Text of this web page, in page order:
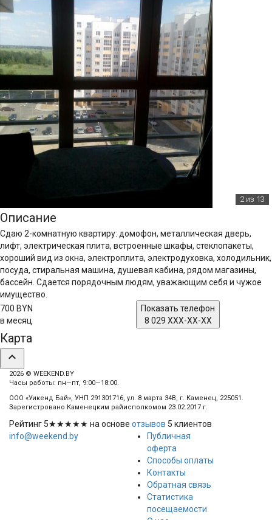
2из 13
Описание
Сдаю 2-комнатную квартиру: домофон, металлическая дверь,
лифт, электрическая плита, встроенные шкафы, стеклопакеты,
хороший вид из окна, электроплита, электродуховка, холодильник,
посуда, стиральная машина, душевая кабина, рядом магазины,
бассейн. Сдается порядочным людям, уважающим себя и чужое
имущество.
700 BYN
в месяц
Показать телефон
8 029 XXX-XX-XX
Карта
expand_less
2026 © WEEKEND.BY
Часы работы: пн—пт, 9:00—18:00.
ООО «Уикенд Бай», УНП 291301716, ул. 8 марта 34В, г. Каменец, 225051.
Зарегистровано Каменецким райисполкомом 23.02.2017 г.
Рейтинг 5★★★★★ на основе отзывов 5 клиентов
info@weekend.by
Публичная
оферта
Способы оплаты
Контакты
Обратная связь
Статистика
посещаемости